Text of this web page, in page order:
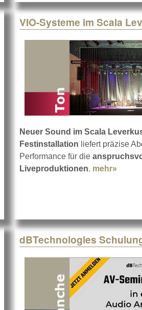
VIO L1608 Demo-Tag
VIO-Systeme im Scala
Neuer Sound im Scala
Festinstallation liefert präzise
Performance für die
Liveproduktionen. mehr»
dBTechnologies